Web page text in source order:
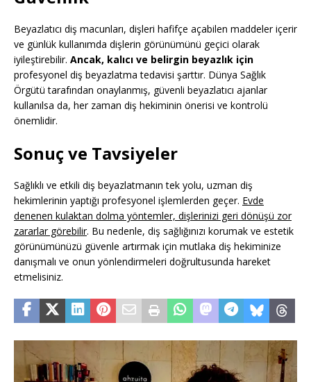
Beyazlatıcı diş macunları, dişleri hafifçe açabilen maddeler içerir
ve günlük kullanımda dişlerin görünümünü geçici olarak
iyileştirebilir. Ancak, kalıcı ve belirgin beyazlık için
profesyonel diş beyazlatma tedavisi şarttır. Dünya Sağlık
Örgütü tarafından onaylanmış, güvenli beyazlatıcı ajanlar
kullanılsa da, her zaman diş hekiminin önerisi ve kontrolü
önemlidir.
Sonuç ve Tavsiyeler
Sağlıklı ve etkili diş beyazlatmanın tek yolu, uzman diş
hekimlerinin yaptığı profesyonel işlemlerden geçer. Evde
denenen kulaktan dolma yöntemler, dişlerinizi geri dönüşü zor
zararlar görebilir. Bu nedenle, diş sağlığınızı korumak ve estetik
görünümünüzü güvenle artırmak için mutlaka diş hekiminize
danışmalı ve onun yönlendirmeleri doğrultusunda hareket
etmelisiniz.